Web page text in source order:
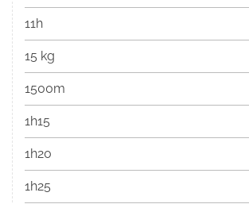
11h
15 kg
1500m
1h15
1h20
1h25